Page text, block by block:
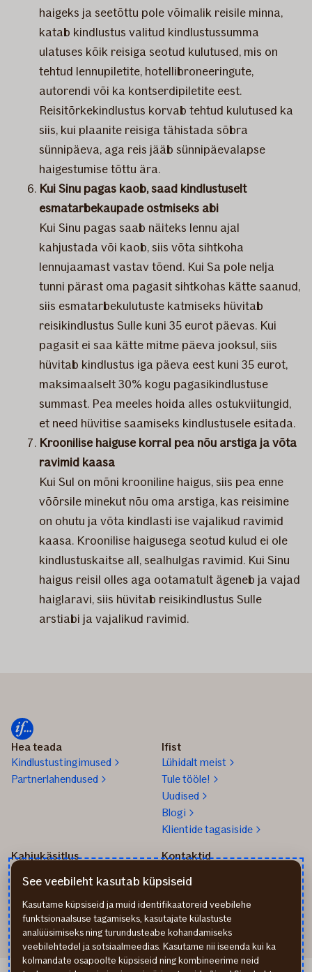
haigeks ja seetõttu pole võimalik reisile minna,
katab kindlustus valitud kindlustussumma
ulatuses kõik reisiga seotud kulutused, mis on
tehtud lennupiletite, hotellibroneeringute,
autorendi või ka kontserdipiletite eest.
Reisitõrkekindlustus korvab tehtud kulutused ka
siis, kui plaanite reisiga tähistada sõbra
sünnipäeva, aga reis jääb sünnipäevalapse
haigestumise tõttu ära.
Kui Sinu pagas kaob, saad kindlustuselt
esmatarbekaupade ostmiseks abi
Kui Sinu pagas saab näiteks lennu ajal
kahjustada või kaob, siis võta sihtkoha
lennujaamast vastav tõend. Kui Sa pole nelja
tunni pärast oma pagasit sihtkohas kätte saanud,
siis esmatarbekulutuste katmiseks hüvitab
reisikindlustus Sulle kuni 35 eurot päevas. Kui
pagasit ei saa kätte mitme päeva jooksul, siis
hüvitab kindlustus iga päeva eest kuni 35 eurot,
maksimaalselt 30% kogu pagasikindlustuse
summast. Pea meeles hoida alles ostukviitungid,
et need hüvitise saamiseks kindlustusele esitada.
Kroonilise haiguse korral pea nõu arstiga ja võta
ravimid kaasa
Kui Sul on mõni krooniline haigus, siis pea enne
võõrsile minekut nõu oma arstiga, kas reisimine
on ohutu ja võta kindlasti ise vajalikud ravimid
kaasa. Kroonilise haigusega seotud kulud ei ole
kindlustuskaitse all, sealhulgas ravimid. Kui Sinu
haigus reisil olles aga ootamatult ägeneb ja vajad
haiglaravi, siis hüvitab reisikindlustus Sulle
arstiabi ja vajalikud ravimid.
Hea teada
Kindlustustingimused
Partnerlahendused
Ifist
Lühidalt meist
Tule tööle!
Uudised
Blogi
Klientide tagasiside
Kahjukäsitlus
Kuidas toimida kahju
korral?
Teata kahjust
Kontaktid
Arveldus
777 1211
See veebileht kasutab küpsiseid
Kasutame küpsiseid ja muid identifikaatoreid veebilehe
funktsionaalsuse tagamiseks, kasutajate külastuste
analüüsimiseks ning turundusteabe kohandamiseks
veebilehtedel ja sotsiaalmeedias. Kasutame nii iseenda kui ka
kolmandate osapoolte küpsiseid ning kombineerime neid